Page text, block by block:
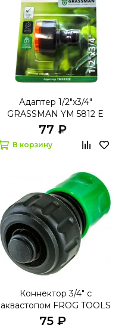
Адаптер 1/2"х3/4"
GRASSMAN YM 5812 E
77 ₽
В корзину
Коннектор 3/4" с
аквастопом FROG TOOLS
HL 030
75 ₽